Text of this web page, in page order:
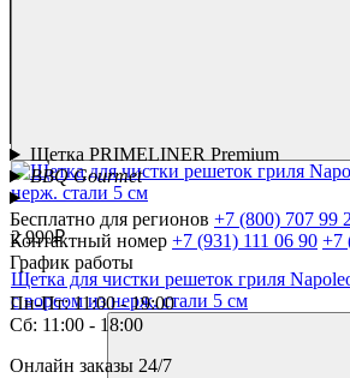
2 990₽
Щетка для чистки решеток гриля
с ворсом из нерж. стали 5 см
Щетка PRIMELINER Premium
BBQ Gourmet
Бесплатно для регионов +7 (800) 707 99
Контактный номер +7 (931) 111 06 90 +7
График работы
Пн-Пт: 11:00 - 19:00
Сб: 11:00 - 18:00
Онлайн заказы 24/7